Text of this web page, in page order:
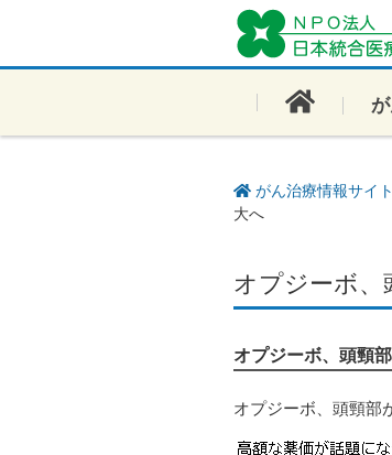
コンテンツに移動
がん治療情報サイ
大へ
オプジーボ、
オプジーボ、頭頸
オプジーボ、頭頸部